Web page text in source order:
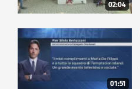
02:04
01:51